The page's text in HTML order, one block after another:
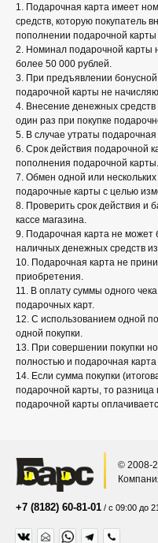
1. Подарочная карта имеет
средств, которую покупатель
пополнении подарочной карты
2. Номинал подарочной карты
более 50 000 рублей.
3. При предъявлении
подарочной карты не
4. Внесение денежных
один раз при покупке
5. В случае утраты
6. Срок действия подарочной
пополнения подарочной карты.
7. Обмен одной или
подарочные карты с целью
8. Проверить срок действия и
кассе магазина.
9. Подарочная карта не может
наличных денежных средств
10. Подарочная карта не
приобретения.
11. В оплату суммы одного
подарочных карт.
12. С использованием одной
одной покупки.
13. При совершении покупки
полностью и подарочная
14. Если сумма покупки
подарочной карты, то
подарочной карты
© 2008-
+7 (8182) 60-81-01 / с 09:00 до